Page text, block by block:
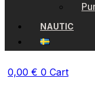
NAUTIC
0,00 € 0 Cart